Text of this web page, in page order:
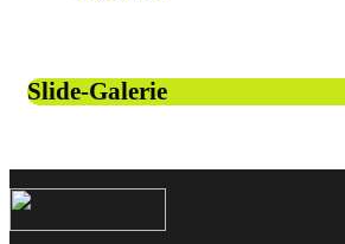
Slide-Galerie